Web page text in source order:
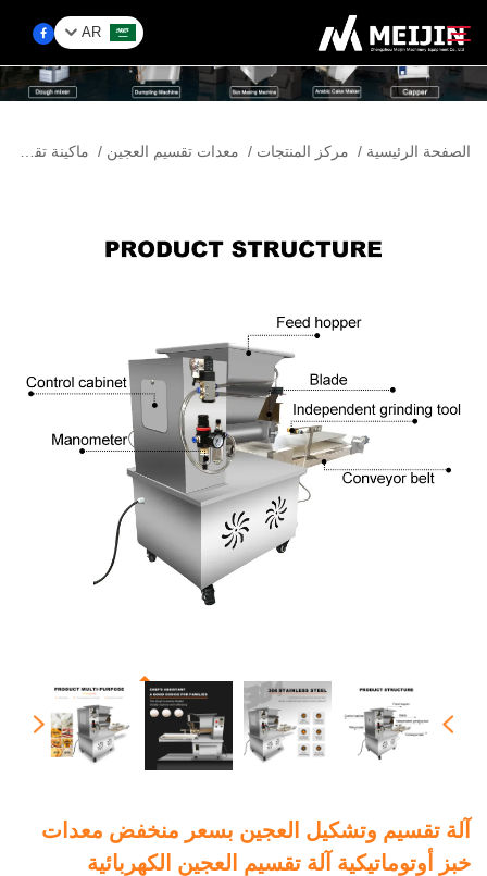
AR
الشركة
اتصل بنا
ابحث
الصفحة الرئيسية / مركز المنتجات / معدات تقسيم العجين / ماكينة تقسيم العجين
آلة تقسيم وتشكيل العجين بسعر منخفض معدات
خبز أوتوماتيكية آلة تقسيم العجين الكهربائية